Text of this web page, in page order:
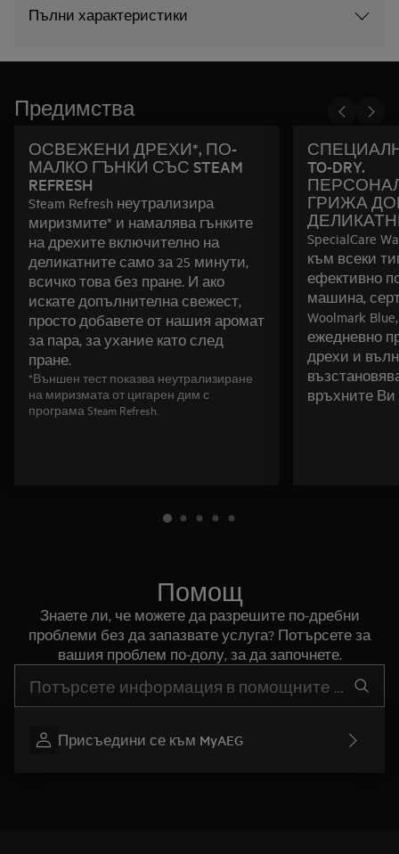
Пълни характеристики
Предимства
ОСВЕЖЕНИ ДРЕХИ*, ПО-
МАЛКО ГЪНКИ СЪС STEAM
REFRESH
Steam Refresh неутрализира
миризмите* и намалява гънките
на дрехите включително на
деликатните само за 25 минути,
всичко това без пране. И ако
искате допълнителна свежест,
просто добавете от нашия аромат
за пара, за ухание като след
пране.
*Външен тест показва неутрализиране
на миризмата от цигарен дим с
програма Steam Refresh.
TO-DRY.
ГРИЖА
SpecialCare
към всеки
ефективно
машина,
Woolmark
ежедневно
дрехи и
връхните Ви
Помощ
Знаете ли, че можете да разрешите по-дребни
проблеми без да запазвате услуга? Потърсете за
вашия проблем по-долу, за да започнете.
Присъедини се към MyAEG